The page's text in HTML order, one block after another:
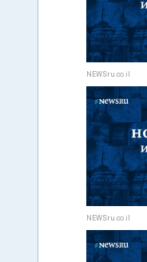
NEWSru.co.il
NEWSru.co.il